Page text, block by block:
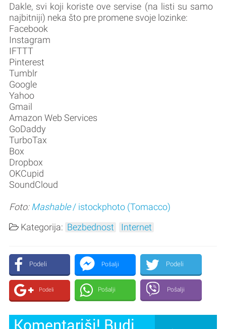
Dakle, svi koji koriste ove servise (na listi su samo
najbitniji) neka što pre promene svoje lozinke:
Facebook
Instagram
IFTTT
Pinterest
Tumblr
Google
Yahoo
Gmail
Amazon Web Services
GoDaddy
TurboTax
Box
Dropbox
OKCupid
SoundCloud
Foto: Mashable/ istockphoto (Tomacco)
Kategorija: Bezbednost Internet
Podeli Pošalji Podeli
Podeli Pošalji Pošalji
Komentariši! Budi